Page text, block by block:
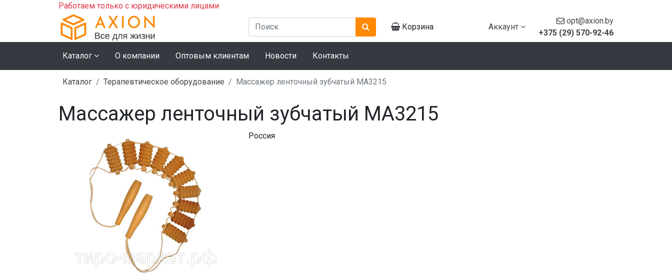
Работаем только с юридическими лицами
Корзина Аккаунт
opt@axion.by
+375 (29) 570-92-46
Каталог О компании Оптовым клиентам Новости Контакты
Каталог Терапевтическое оборудование Массажер ленточный зубчатый МА3215
Массажер ленточный зубчатый МА3215
Россия